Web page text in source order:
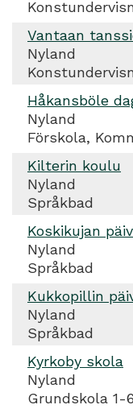
Vantaan
Nyland
Håkansböle
Nyland
Förskola,
Kilterin koulu
Nyland
Språkbad
Koskikujan
Nyland
Språkbad
Kukkopillin
Nyland
Språkbad
Kyrkoby skola
Nyland
Grundskola 1-6